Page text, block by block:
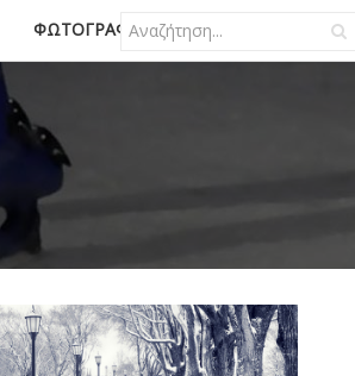
ΦΩΤΟΓΡΑΦΊΕΣ ΕΠΙΚΟΙΝΩΝΊΑ